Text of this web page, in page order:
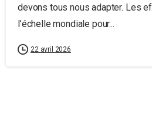
devons tous nous adapter. Les
l’échelle mondiale pour...
22 avril 2026